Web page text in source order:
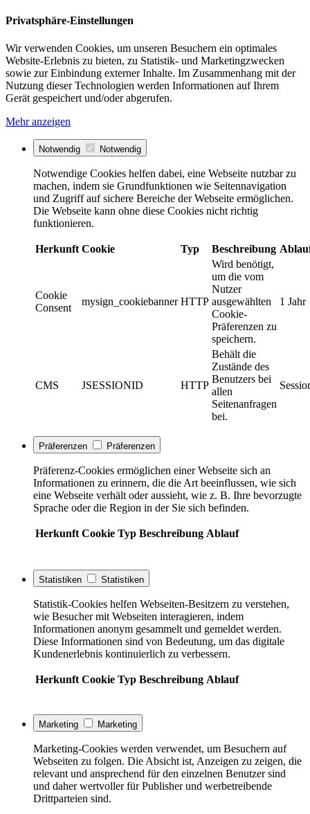
Privatsphäre-Einstellungen
Wir verwenden Cookies, um unseren Besuchern ein optimales
Website-Erlebnis zu bieten, zu Statistik- und Marketingzwecken
sowie zur Einbindung externer Inhalte. Im Zusammenhang mit der
Nutzung dieser Technologien werden Informationen auf Ihrem
Gerät gespeichert und/oder abgerufen.
Mehr anzeigen
Notwendig Notwendig
Notwendige Cookies helfen dabei, eine Webseite nutzbar zu
machen, indem sie Grundfunktionen wie Seitennavigation
und Zugriff auf sichere Bereiche der Webseite ermöglichen.
Die Webseite kann ohne diese Cookies nicht richtig
funktionieren.
Herkunft Cookie Typ Beschreibung
Cookie
Consent
mysign_cookiebanner HTTP
Wird benötigt,
um die vom
Nutzer
ausgewählten
Cookie-
Präferenzen zu
speichern.
1 Jahr
CMS JSESSIONID HTTP
Behält die
Zustände des
Benutzers bei
allen
Seitenanfragen
bei.
Präferenzen Präferenzen
Präferenz-Cookies ermöglichen einer Webseite sich an
Informationen zu erinnern, die die Art beeinflussen, wie sich
eine Webseite verhält oder aussieht, wie z. B. Ihre bevorzugte
Sprache oder die Region in der Sie sich befinden.
Herkunft Cookie Typ Beschreibung Ablauf
Statistiken Statistiken
Statistik-Cookies helfen Webseiten-Besitzern zu verstehen,
wie Besucher mit Webseiten interagieren, indem
Informationen anonym gesammelt und gemeldet werden.
Diese Informationen sind von Bedeutung, um das digitale
Kundenerlebnis kontinuierlich zu verbessern.
Herkunft Cookie Typ Beschreibung Ablauf
Marketing Marketing
Marketing-Cookies werden verwendet, um Besuchern auf
Webseiten zu folgen. Die Absicht ist, Anzeigen zu zeigen, die
relevant und ansprechend für den einzelnen Benutzer sind
und daher wertvoller für Publisher und werbetreibende
Drittparteien sind.